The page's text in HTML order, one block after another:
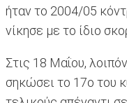
ήταν το 2004/05
νίκησε με το ίδιο
Στις 18 Μαΐου,
σηκώσει το 17ο του